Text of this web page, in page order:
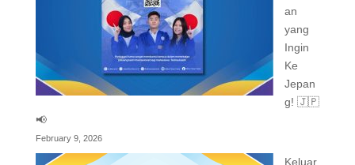
an
yang
Ingin
Ke
Jepan
g! 🇯🇵
📢
February 9, 2026
Keluar